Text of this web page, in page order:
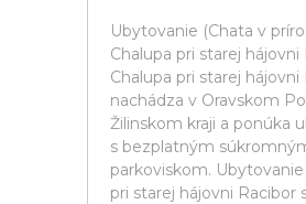
Ubytovanie (Chata v
Chalupa pri starej hájovni
Chalupa pri starej hájovni
nachádza v Oravskom
Žilinskom kraji a ponúka
s bezplatným
parkoviskom. Ubytovanie
pri starej hájovni Racibor